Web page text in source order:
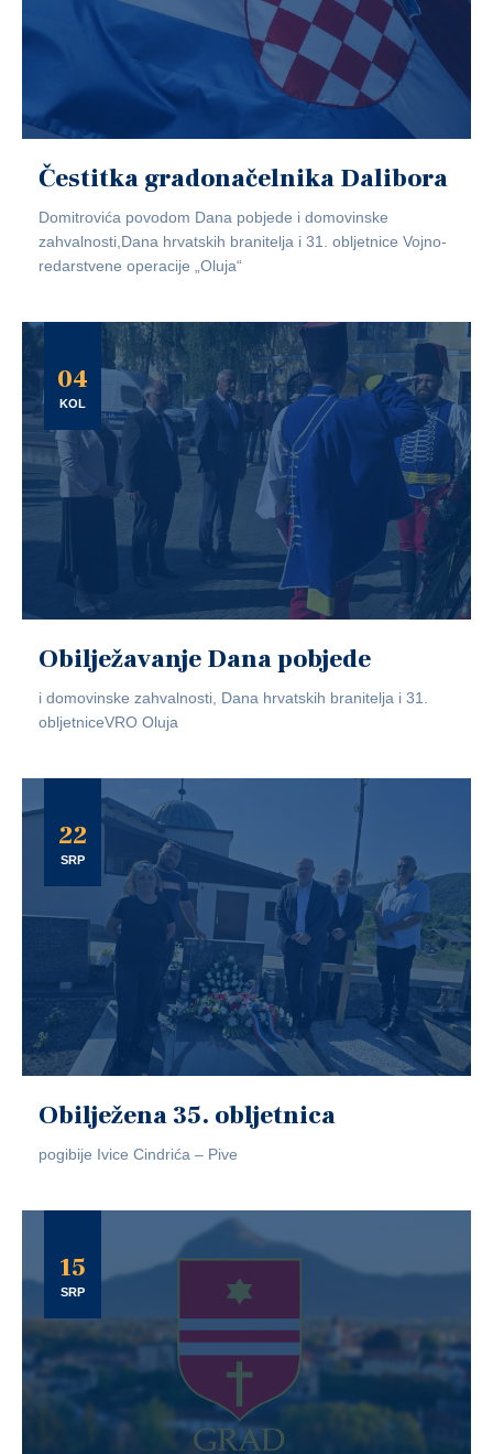
Čestitka gradonačelnika Dalibora
Domitrovića povodom Dana pobjede i domovinske
zahvalnosti,Dana hrvatskih branitelja i 31. obljetnice Vojno-
redarstvene operacije „Oluja“
04
KOL
Obilježavanje Dana pobjede
i domovinske zahvalnosti, Dana hrvatskih branitelja i 31.
obljetniceVRO Oluja
22
SRP
Obilježena 35. obljetnica
pogibije Ivice Cindrića – Pive
15
SRP